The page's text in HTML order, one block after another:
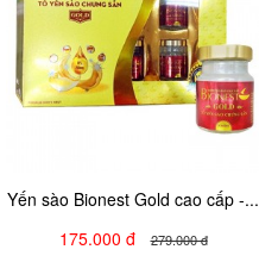
Yến sào Bionest Gold cao cấp -...
175.000 đ
279.000 đ